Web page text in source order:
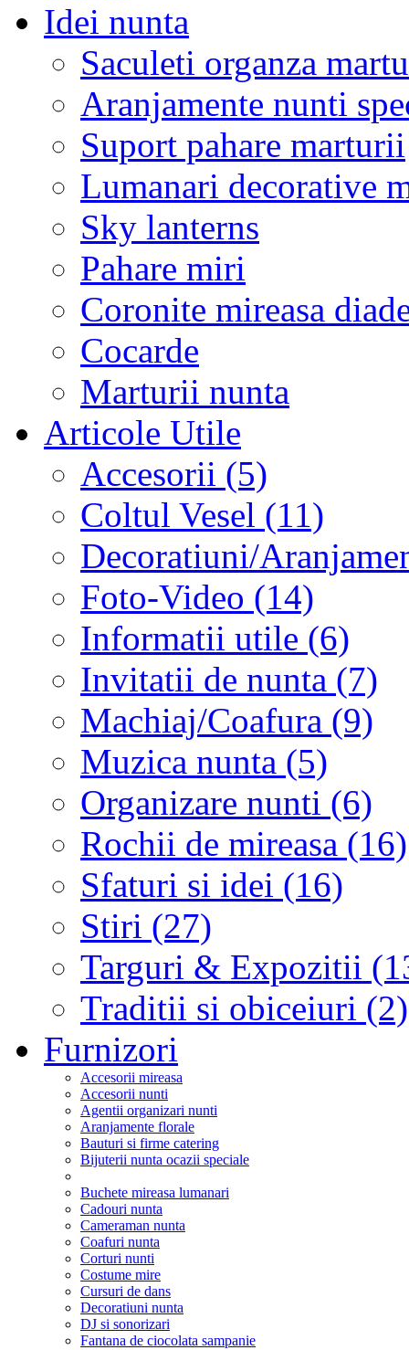
Idei nunta
Saculeti organza
Aranjamente nunti
Suport pahare marturii
Lumanari decorative
Sky lanterns
Pahare miri
Coronite mireasa
Cocarde
Marturii nunta
Articole Utile
Accesorii (5)
Coltul Vesel (11)
Decoratiuni/
Foto-Video (14)
Informatii utile (6)
Invitatii de nunta (7)
Machiaj/Coafura (9)
Muzica nunta (5)
Organizare nunti (6)
Rochii de mireasa (16)
Sfaturi si idei (16)
Stiri (27)
Targuri & Expozitii
Traditii si obiceiuri (2)
Furnizori
Accesorii mireasa
Accesorii nunti
Agentii organizari nunti
Aranjamente florale
Bauturi si firme catering
Bijuterii nunta ocazii speciale
Buchete mireasa lumanari
Cadouri nunta
Cameraman nunta
Coafuri nunta
Corturi nunti
Costume mire
Cursuri de dans
Decoratiuni nunta
DJ si sonorizari
Fantana de ciocolata sampanie